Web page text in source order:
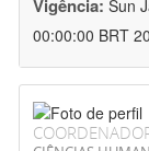
Vigência: Sun
00:00:00 BRT